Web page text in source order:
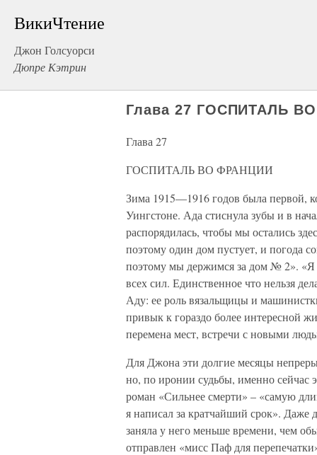
ВикиЧтение
Джон Голсуорси
Дюпре Кэтрин
Глава 27 ГОСПИТАЛЬ
Глава 27
ГОСПИТАЛЬ ВО ФРАНЦИИ
Зима 1915—1916 годов была первой,
Уингстоне. Ада стиснула зубы и в
распорядилась, чтобы мы остались
поэтому один дом пустует, и погода
поэтому мы держимся за дом № 2». «Я
всех сил. Единственное что нельзя
Аду: ее роль вязальщицы и
привык к гораздо более интересной
перемена мест, встречи с новыми
Для Джона эти долгие месяцы
но, по иронии судьбы, именно сейчас
роман «Сильнее смерти» – «самую
я написал за кратчайший срок». Даже
заняла у него меньше времени, чем
отправлен «мисс Паф для